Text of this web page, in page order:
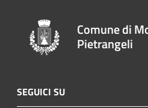
Comune di
Pietrangeli
SEGUICI SU